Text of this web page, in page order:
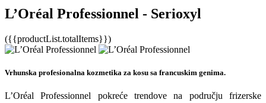
L’Oréal Professionnel - Serioxyl
({{productList.totalItems}})
Vrhunska profesionalna kozmetika za kosu sa francuskim genima.
L’Oréal Professionnel pokreće trendove na području frizerske